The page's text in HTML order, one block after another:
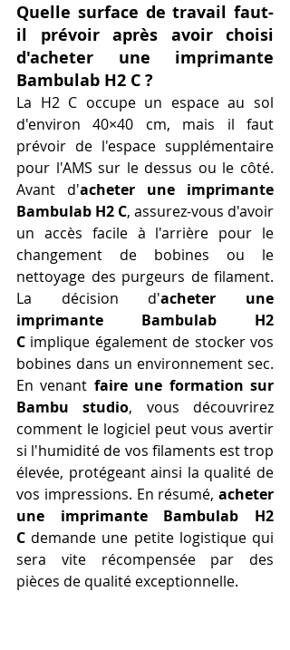
Quelle surface de travail faut-
il prévoir après avoir choisi
d'acheter une imprimante
Bambulab H2 C ?
La H2 C occupe un espace au sol
d'environ 40×40 cm, mais il faut
prévoir de l'espace supplémentaire
pour l'AMS sur le dessus ou le côté.
Avant d'acheter une imprimante
Bambulab H2 C, assurez-vous d'avoir
un accès facile à l'arrière pour le
changement de bobines ou le
nettoyage des purgeurs de filament.
La décision d'acheter une
imprimante Bambulab H2
C implique également de stocker vos
bobines dans un environnement sec.
En venant faire une formation sur
Bambu studio, vous découvrirez
comment le logiciel peut vous avertir
si l'humidité de vos filaments est trop
élevée, protégeant ainsi la qualité de
vos impressions. En résumé, acheter
une imprimante Bambulab H2
C demande une petite logistique qui
sera vite récompensée par des
pièces de qualité exceptionnelle.